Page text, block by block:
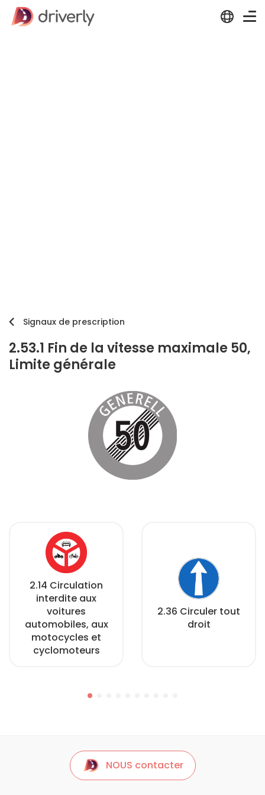
Signaux de prescription
2.53.1 Fin de la vitesse maximale 50,
Limite générale
2.14 Circulation
interdite aux
voitures
automobiles, aux
motocycles et
cyclomoteurs
2.36 Circuler tout
droit
NOUS contacter